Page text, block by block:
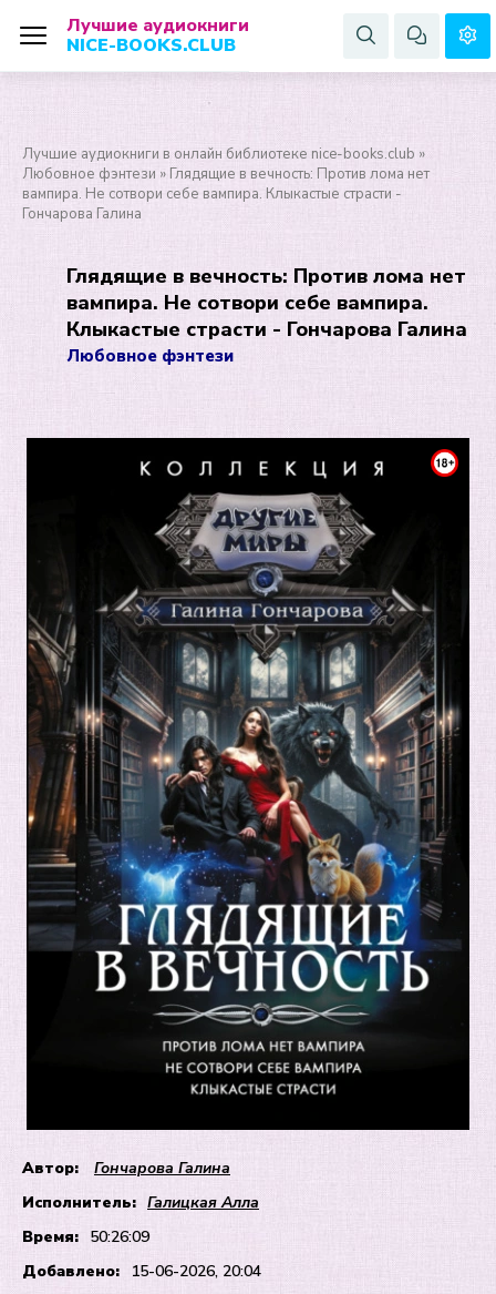
Лучшие аудиокниги
NICE-BOOKS.CLUB
Лучшие аудиокниги в онлайн библиотеке nice-books.club »
Любовное фэнтези » Глядящие в вечность: Против лома нет
вампира. Не сотвори себе вампира. Клыкастые страсти -
Гончарова Галина
Глядящие в вечность: Против лома нет
вампира. Не сотвори себе вампира.
Клыкастые страсти - Гончарова Галина
Любовное фэнтези
Автор:
Гончарова Галина
Исполнитель: Галицкая Алла
Время: 50:26:09
Добавлено:
15-06-2026, 20:04